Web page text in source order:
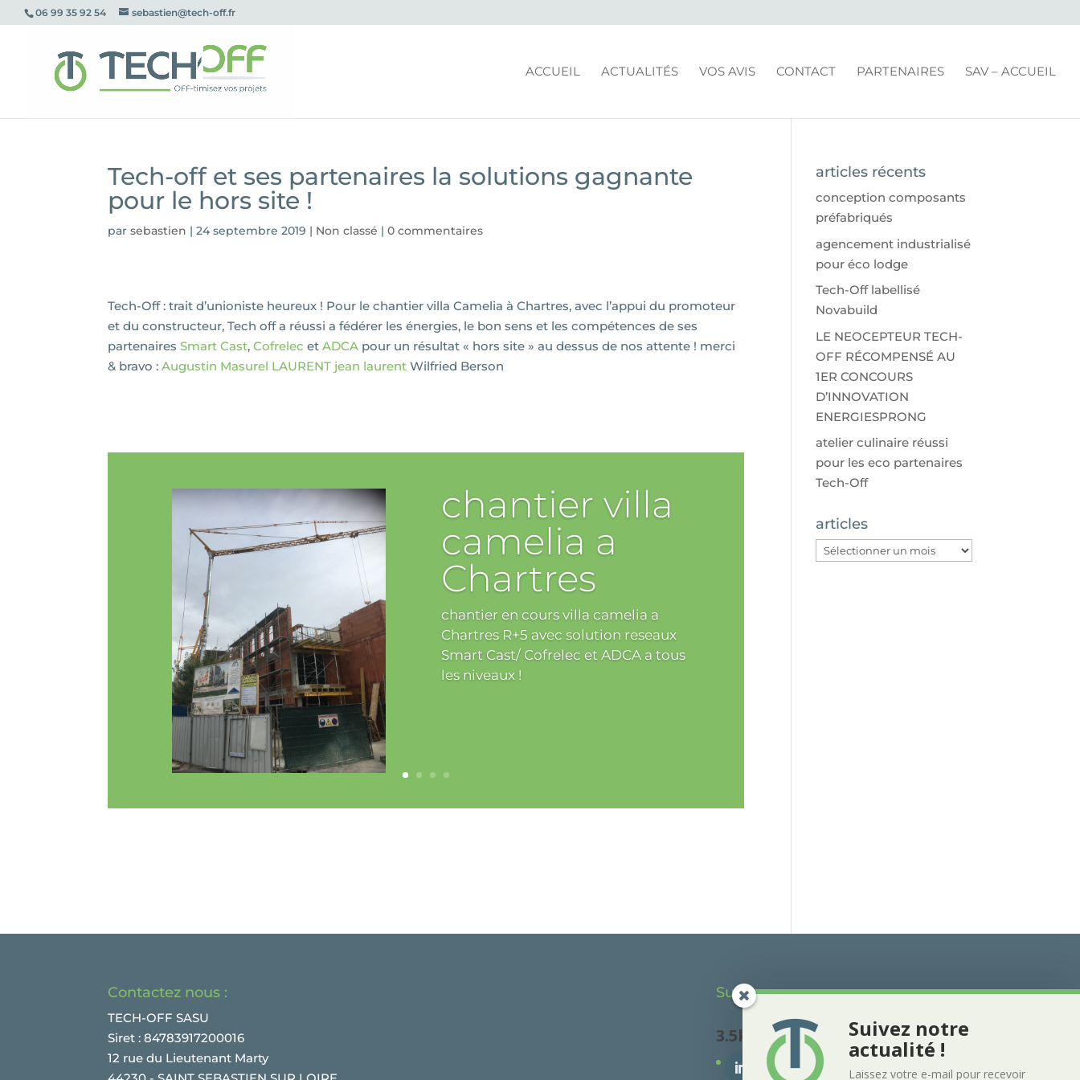
06 99 35 92 54 sebastien@tech-off.fr
ACCUEIL ACTUALITÉS VOS AVIS CONTACT PARTENAIRES SAV – ACCUEIL
Tech-off et ses partenaires la solutions gagnante
pour le hors site !
parsebastien |24 septembre 2019 | Non classé |0 commentaires
Tech-Off : trait d’unioniste heureux ! Pour le chantier villa Camelia à Chartres, avec l’appui du promoteur
et du constructeur, Tech off a réussi a fédérer les énergies, le bon sens et les compétences de ses
partenairesSmart Cast,Cofrelec etADCA pour un résultat « hors site » au dessus de nos attente ! merci
& bravo :Augustin Masurel LAURENT jean laurent Wilfried Berson
chantier villa
camelia a
Chartres
chantier en cours villa camelia a
Chartres R+5 avec solution reseaux
Smart Cast/ Cofrelec et ADCA a tous
les niveaux !
articles récents
conception composants
préfabriqués
agencement industrialisé
pour éco lodge
Tech-Off labellisé
Novabuild
LE NEOCEPTEUR TECH-
OFF RÉCOMPENSÉ AU
1ER CONCOURS
D’INNOVATION
ENERGIESPRONG
atelier culinaire réussi
pour les eco partenaires
Tech-Off
articles
articles
Contactez nous :
TECH-OFF SASU
Siret : 84783917200016
12 rue du Lieutenant Marty
Suivez nous :
3.5k Follows Suivez notre
actualité !
Laissez votre e-mail pour recevoir